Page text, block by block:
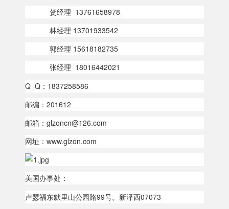
贺经理 13761658978
林经理 13701933542
郭经理 15618182735
张经理 18016442021
Q Q：1837258586
邮编：201612
邮箱：glzoncn@126.com
网址：www.glzon.com
美国办事处：
卢瑟福东默里山公园路99号。新泽西07073